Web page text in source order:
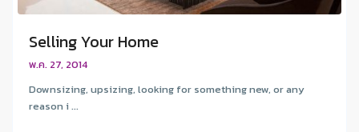
Selling Your Home
พ.ค. 27, 2014
Downsizing, upsizing, looking for something new, or any
reason i ...